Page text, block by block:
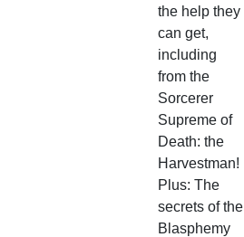
the help they
can get,
including
from the
Sorcerer
Supreme of
Death: the
Harvestman!
Plus: The
secrets of the
Blasphemy